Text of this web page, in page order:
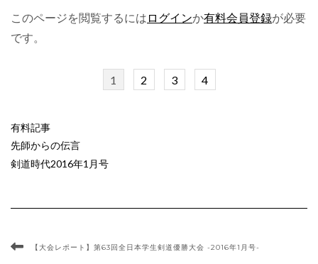
このページを閲覧するには ログインか有料会員登録が必要
です。
1 2 3 4
有料記事
先師からの伝言
剣道時代2016年1月号
【大会レポート】第63回全日本学生剣道優勝大会 -2016年1月号-